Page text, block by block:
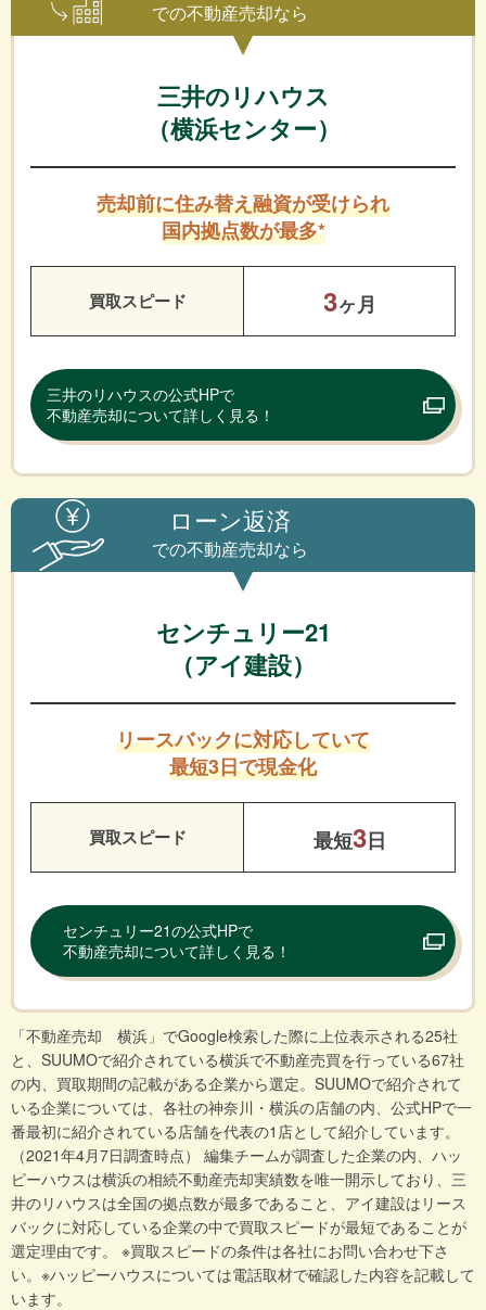
での不動産売却なら
三井のリハウス
（横浜センター）
売却前に住み替え融資が受けられ
国内拠点数が最多*
買取スピード 3ヶ月
三井のリハウスの公式HPで
不動産売却について詳しく見る！
ローン返済
での不動産売却なら
センチュリー21
（アイ建設）
リースバックに対応していて
最短3日で現金化
買取スピード 最短3日
センチュリー21の公式HPで
不動産売却について詳しく見る！
「不動産売却 横浜」でGoogle検索した際に上位表示される25社
と、SUUMOで紹介されている横浜で不動産売買を行っている67社
の内、買取期間の記載がある企業から選定。SUUMOで紹介されて
いる企業については、各社の神奈川・横浜の店舗の内、公式HPで一
番最初に紹介されている店舗を代表の1店として紹介しています。
（2021年4月7日調査時点） 編集チームが調査した企業の内、ハッ
ピーハウスは横浜の相続不動産売却実績数を唯一開示しており、三
井のリハウスは全国の拠点数が最多であること、アイ建設はリース
バックに対応している企業の中で買取スピードが最短であることが
選定理由です。 ※買取スピードの条件は各社にお問い合わせ下さ
い。※ハッピーハウスについては電話取材で確認した内容を記載して
います。